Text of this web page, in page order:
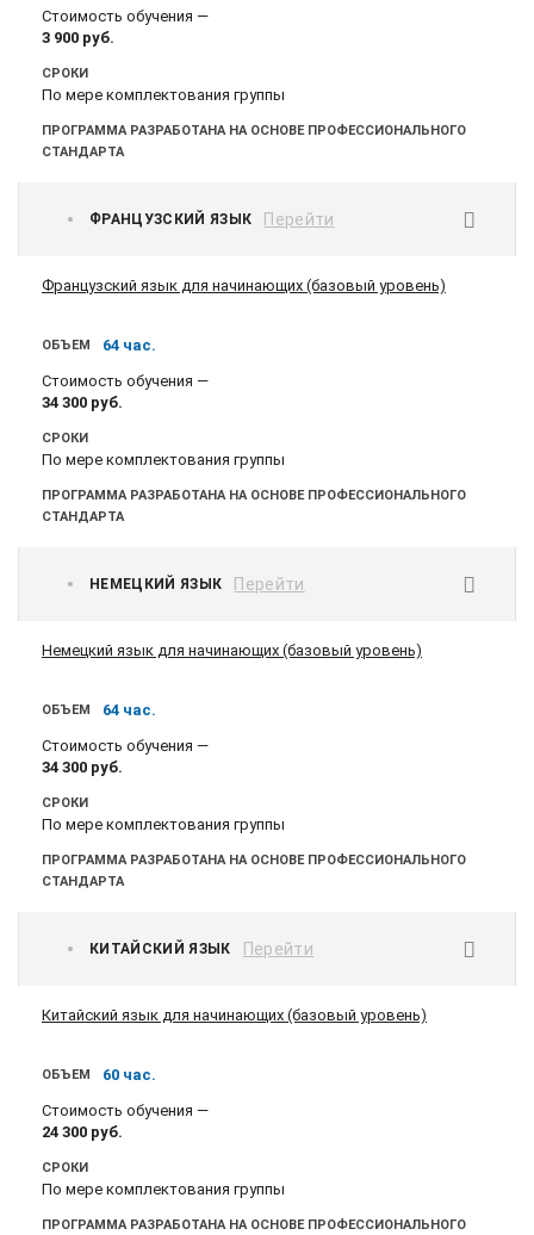
Стоимость обучения —
3 900 руб.
СРОКИ
По мере комплектования группы
ПРОГРАММА РАЗРАБОТАНА НА ОСНОВЕ ПРОФЕССИОНАЛЬНОГО
СТАНДАРТА
ФРАНЦУЗСКИЙ ЯЗЫК Перейти
Французский язык для начинающих (базовый уровень)
ОБЪЕМ
64 час.
Стоимость обучения —
34 300 руб.
СРОКИ
По мере комплектования группы
ПРОГРАММА РАЗРАБОТАНА НА ОСНОВЕ ПРОФЕССИОНАЛЬНОГО
СТАНДАРТА
НЕМЕЦКИЙ ЯЗЫК Перейти
Немецкий язык для начинающих (базовый уровень)
ОБЪЕМ
64 час.
Стоимость обучения —
34 300 руб.
СРОКИ
По мере комплектования группы
ПРОГРАММА РАЗРАБОТАНА НА ОСНОВЕ ПРОФЕССИОНАЛЬНОГО
СТАНДАРТА
КИТАЙСКИЙ ЯЗЫК Перейти
Китайский язык для начинающих (базовый уровень)
ОБЪЕМ
60 час.
Стоимость обучения —
24 300 руб.
СРОКИ
По мере комплектования группы
ПРОГРАММА РАЗРАБОТАНА НА ОСНОВЕ ПРОФЕССИОНАЛЬНОГО